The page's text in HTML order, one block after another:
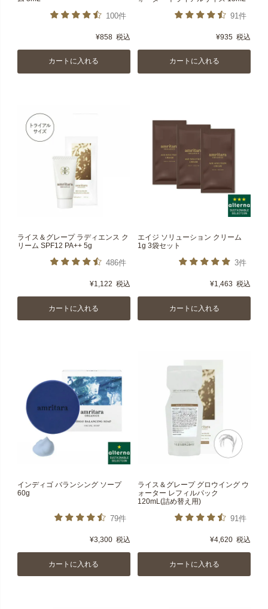
100件
¥858 税込
カートに入れる
91件
¥935 税込
カートに入れる
ライス＆グレープ ラディエンス ク
リーム SPF12 PA++ 5g
486件
¥1,122 税込
カートに入れる
エイジ ソリューション クリーム
1g 3袋セット
3件
¥1,463 税込
カートに入れる
インディゴ バランシング ソープ
60g
79件
¥3,300 税込
カートに入れる
ライス＆グレープ グロウイング ウ
ォーター レフィルパック
120mL(詰め替え用)
91件
¥4,620 税込
カートに入れる